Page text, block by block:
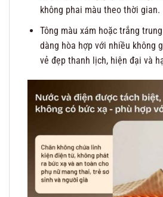
không phai màu theo thời gian.
Tông màu xám hoặc trắng
dàng hòa hợp với nhiều không
vẻ đẹp thanh lịch, hiện đại và